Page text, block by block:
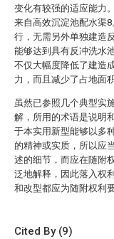
变化有较强的适应能力
来自高效沉淀池配水渠
行，无需另外单独建造
能够达到具有反冲洗水
不仅大幅度降低了建造
力，而且减少了占地面
虽然已参照几个典型实
解，所用的术语是说明
于本实用新型能够以多
的精神或实质，所以应
述的细节，而应在随附
泛地解释，因此落入权
和改型都应为随附权利
Cited By (9)